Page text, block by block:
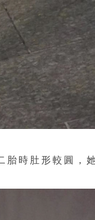
胎時肚形較圓，